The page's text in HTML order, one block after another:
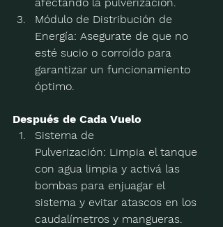
afectando la pulverización.
Módulo de Distribución de
Energía: Asegurate de que no
esté sucio o corroído para
garantizar un funcionamiento
óptimo.
Después de Cada Vuelo
Sistema de
Pulverización: Limpia el tanque
con agua limpia y activá las
bombas para enjuagar el
sistema y evitar atascos en los
caudalímetros y mangueras.